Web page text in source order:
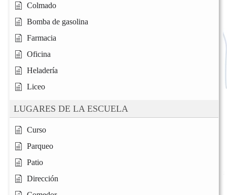
Colmado
Bomba de gasolina
Farmacia
Oficina
Heladería
Liceo
LUGARES DE LA ESCUELA
Curso
Parqueo
Patio
Dirección